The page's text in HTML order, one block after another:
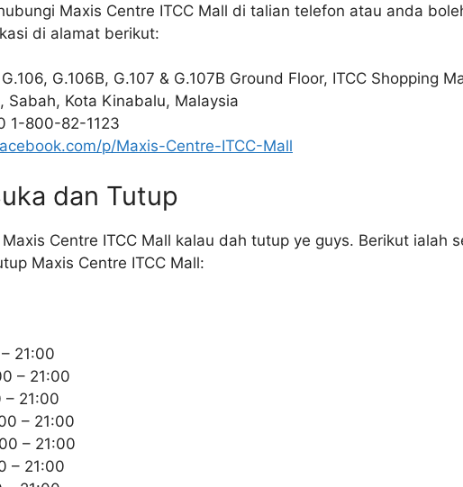
Maxis Centre ITCC Mall di talian telefon atau anda
di alamat berikut:
G.106B, G.107 & G.107B Ground Floor, ITCC Shopping
Sabah, Kota Kinabalu, Malaysia
1-800-82-1123
p/Maxis-Centre-ITCC-Mall
dan Tutup
Centre ITCC Mall kalau dah tutup ye guys. Berikut ialah
Maxis Centre ITCC Mall:
21:00
– 21:00
– 21:00
– 21:00
– 21:00
– 21:00